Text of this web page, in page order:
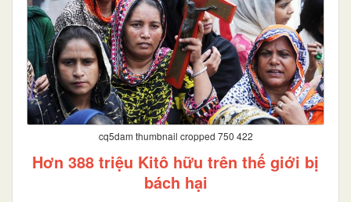
cq5dam thumbnail cropped 750 422
Hơn 388 triệu Kitô hữu trên thế giới bị
bách hại